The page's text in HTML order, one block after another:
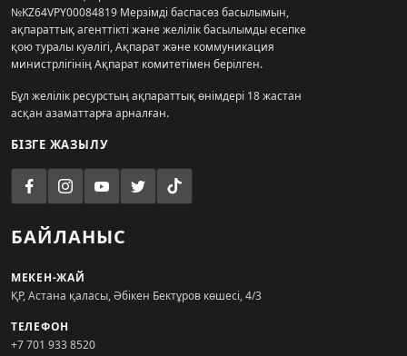
№KZ64VPY00084819 Мерзімді баспасөз басылымын,
ақпараттық агенттікті және желілік басылымды есепке
қою туралы куәлігі, Ақпарат және коммуникация
министрлігінің Ақпарат комитетімен берілген.
Бұл желілік ресурстың ақпараттық өнімдері 18 жастан
асқан азаматтарға арналған.
БІЗГЕ ЖАЗЫЛУ
БАЙЛАНЫС
МЕКЕН-ЖАЙ
ҚР, Астана қаласы, Әбікен Бектұров көшесі, 4/3
ТЕЛЕФОН
+7 701 933 8520